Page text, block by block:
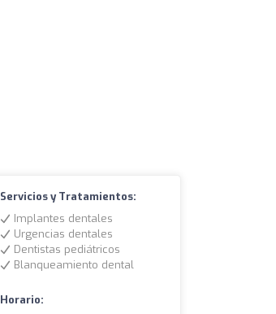
Servicios y Tratamientos:
Implantes dentales
Urgencias dentales
Dentistas pediátricos
Blanqueamiento dental
Horario: